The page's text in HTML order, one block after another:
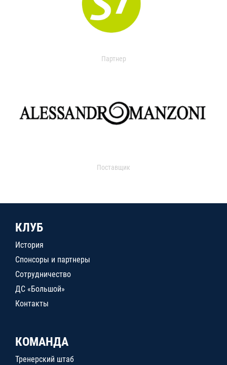
Партнер
Поставщик
КЛУБ
История
Спонсоры и партнеры
Сотрудничество
ДС «Большой»
Контакты
КОМАНДА
Тренерский штаб